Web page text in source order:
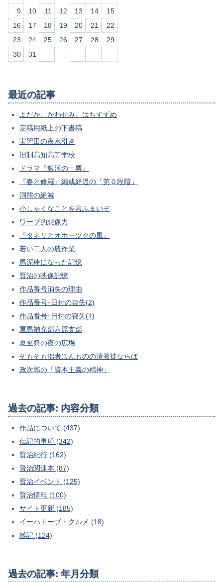
9
10 11 12 13 14
15
16
17 18 19 20 21
22
23
24 25 26 27 28
29
30
31
最近の記事
よだか、かわせみ、はちすずめ
定稿用紙上の下書稿
実習田の夜水引き
旧制高知高等学校
ドラマ『銀河の一票』
『春と修羅』編成経過の「第０段階」
洞熊の絶滅
小しゃくなことを言ふまいぞ
ワープ的想像力
『タネリとオホーツクの風』
若い二人の農作業
馬泥棒になった記憶
賢治の映像記憶
作品番号消失の理由
作品番号･日付の喪失(2)
作品番号･日付の喪失(1)
軍馬補充部六原支部
夏至祭の夜の広場
そもそも拙者ほんものの清教徒ならば
政次郎の「資本主義の精神」
過去の記事: 内容分類
作品について (437)
伝記的事項 (342)
賢治紀行 (162)
賢治関連本 (87)
賢治イベント (125)
賢治情報 (100)
サイト更新 (185)
イーハトーブ・グルメ (18)
雑記 (124)
過去の記事: 年月分類